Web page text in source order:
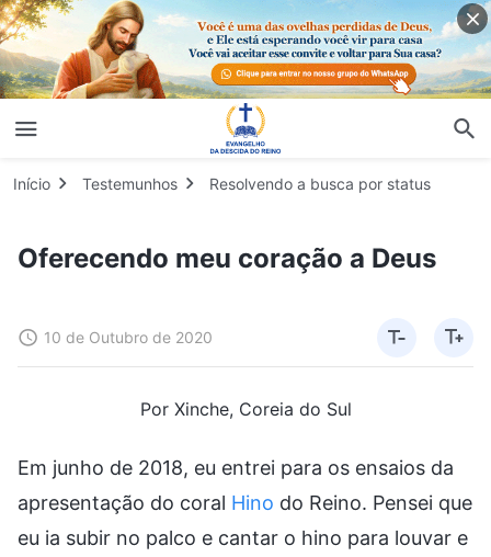
Início Testemunhos Resolvendo a busca por status
Oferecendo meu coração a Deus
10 de Outubro de 2020
Por Xinche, Coreia do Sul
Em junho de 2018, eu entrei para os ensaios da
apresentação do coral Hino do Reino. Pensei que
eu ia subir no palco e cantar o hino para louvar e